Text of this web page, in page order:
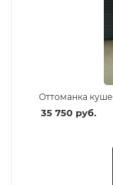
Оттоманка
35 750руб.